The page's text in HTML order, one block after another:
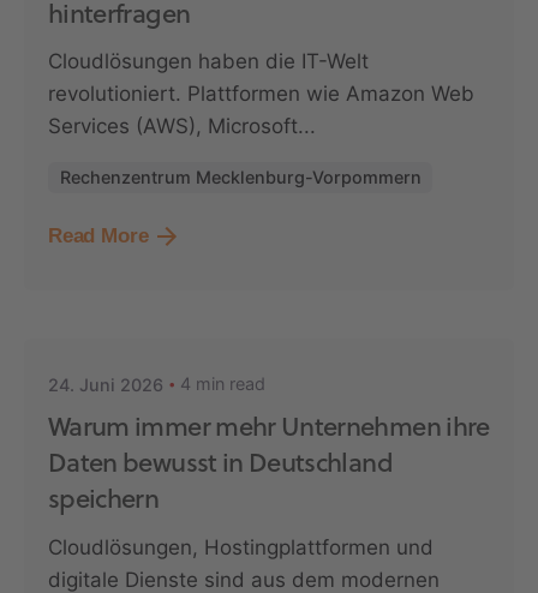
hinterfragen
Cloudlösungen haben die IT-Welt
revolutioniert. Plattformen wie Amazon Web
Services (AWS), Microsoft...
Rechenzentrum Mecklenburg-Vorpommern
Read More
24. Juni 2026 4 min read
Warum immer mehr Unternehmen ihre
Daten bewusst in Deutschland
speichern
Cloudlösungen, Hostingplattformen und
digitale Dienste sind aus dem modernen